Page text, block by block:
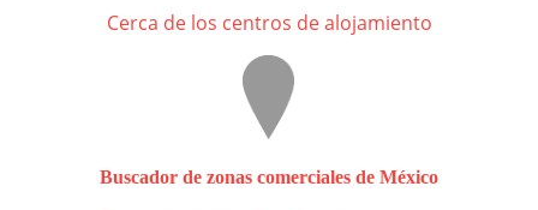
Cerca de los centros de alojamiento
Buscador de zonas comerciales de México